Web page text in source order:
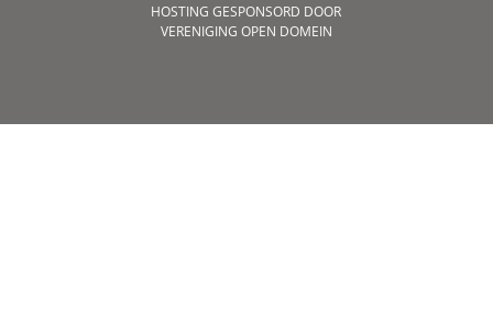
HOSTING GESPONSORD DOOR
VERENIGING OPEN DOMEIN